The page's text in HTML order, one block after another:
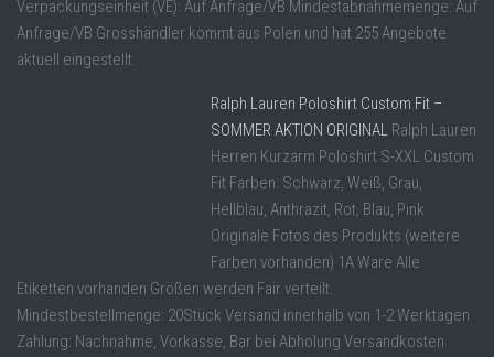
Verpackungseinheit (VE): Auf Anfrage/VB Mindestabnahmemenge: Auf
Anfrage/VB Grosshändler kommt aus Polen und hat 255 Angebote
aktuell eingestellt.
Ralph Lauren Poloshirt Custom Fit –
SOMMER AKTION ORIGINAL Ralph Lauren
Herren Kurzarm Poloshirt S-XXL Custom
Fit Farben: Schwarz, Weiß, Grau,
Hellblau, Anthrazit, Rot, Blau, Pink
Originale Fotos des Produkts (weitere
Farben vorhanden) 1A Ware Alle
Etiketten vorhanden Größen werden Fair verteilt.
Mindestbestellmenge: 20Stück Versand innerhalb von 1-2 Werktagen
Zahlung: Nachnahme, Vorkasse, Bar bei Abholung Versandkosten